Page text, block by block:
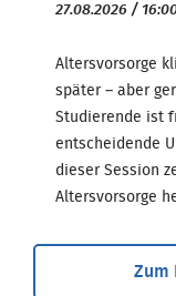
27.08.2026 /
Altersvorsorge
später – aber
Studierende ist
entscheidende
dieser Session
Altersvorsorge
Zum